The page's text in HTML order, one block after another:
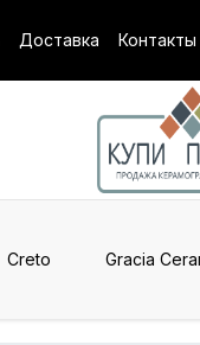
Доставка Контакты
Creto Gracia